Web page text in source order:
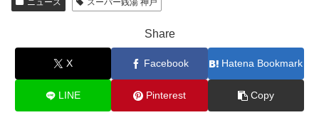
ニュース スーパー銭湯 神戸
Share
X Facebook Hatena Bookmark
LINE Pinterest Copy